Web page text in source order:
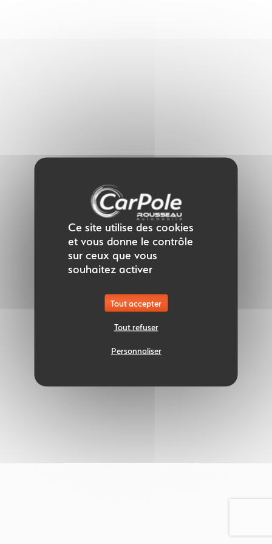
Ce site utilise des cookies
et vous donne le contrôle
sur ceux que vous
souhaitez activer
Tout accepter
Tout refuser
Personnaliser